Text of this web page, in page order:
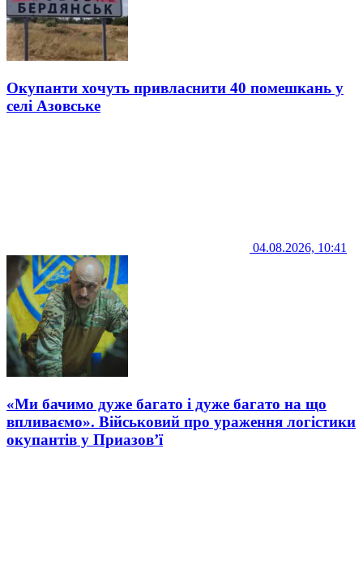
Окупанти хочуть привласнити 40 помешкань у
селі Азовське
04.08.2026, 10:41
«Ми бачимо дуже багато і дуже багато на що
впливаємо». Військовий про ураження логістики
окупантів у Приазов’ї